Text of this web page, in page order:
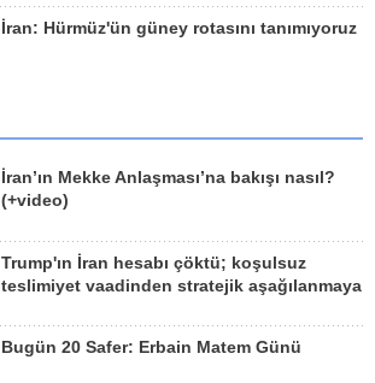
İran: Hürmüz'ün güney rotasını tanımıyoruz
İran’ın Mekke Anlaşması’na bakışı nasıl?
(+video)
Trump'ın İran hesabı çöktü; koşulsuz
teslimiyet vaadinden stratejik aşağılanmaya
Bugün 20 Safer: Erbain Matem Günü